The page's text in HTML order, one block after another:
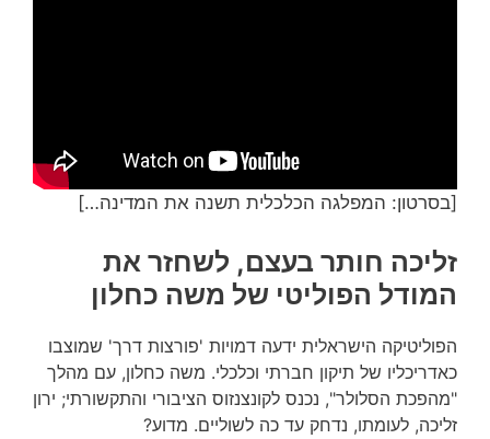
[בסרטון: המפלגה הכלכלית תשנה את המדינה…]
זליכה חותר בעצם, לשחזר את
המודל הפוליטי של משה כחלון
הפוליטיקה הישראלית ידעה דמויות 'פורצות דרך' שמוצבו
כאדריכליו של תיקון חברתי וכלכלי. משה כחלון, עם מהלך
"מהפכת הסלולר", נכנס לקונצנזוס הציבורי והתקשורתי; ירון
זליכה, לעומתו, נדחק עד כה לשוליים. מדוע?